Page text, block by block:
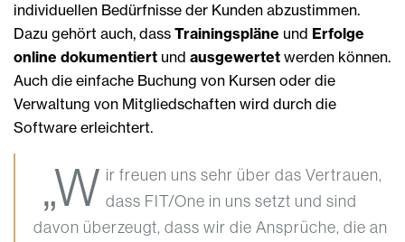
individuellen Bedürfnisse der Kunden abzustimmen.
Dazu gehört auch, dass Trainingspläne und Erfolge
online dokumentiert und ausgewertet werden können.
Auch die einfache Buchung von Kursen oder die
Verwaltung von Mitgliedschaften wird durch die
Software erleichtert.
„W ir freuen uns sehr über das Vertrauen,
dass FIT/One in uns setzt und sind
davon überzeugt, dass wir die Ansprüche, die an